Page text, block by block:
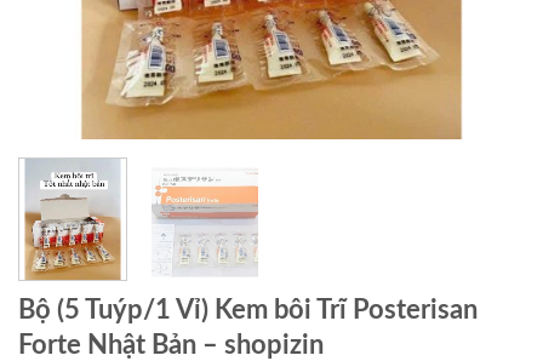
Bộ (5 Tuýp/1 Vỉ) Kem bôi Trĩ Posterisan
Forte Nhật Bản – shopizin